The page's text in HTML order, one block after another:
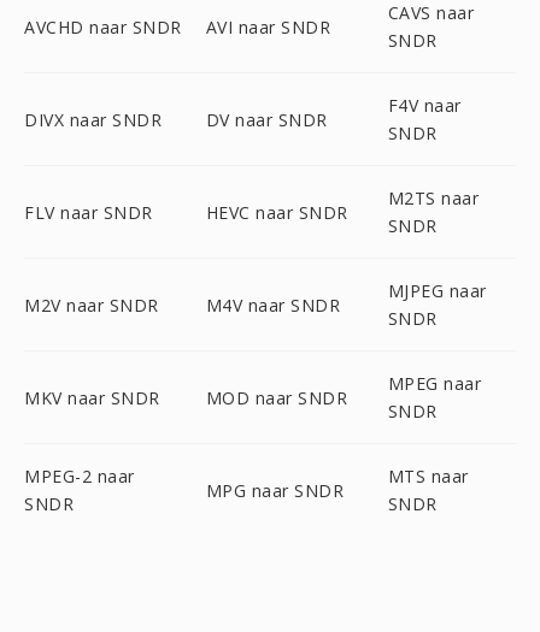
AVCHD naar SNDR AVI naar SNDR
CAVS naar
SNDR
DIVX naar SNDR DV naar SNDR
F4V naar
SNDR
FLV naar SNDR HEVC naar SNDR
M2TS naar
SNDR
M2V naar SNDR M4V naar SNDR
MJPEG naar
SNDR
MKV naar SNDR MOD naar SNDR
MPEG naar
SNDR
MPEG-2 naar
SNDR
MPG naar SNDR
MTS naar
SNDR